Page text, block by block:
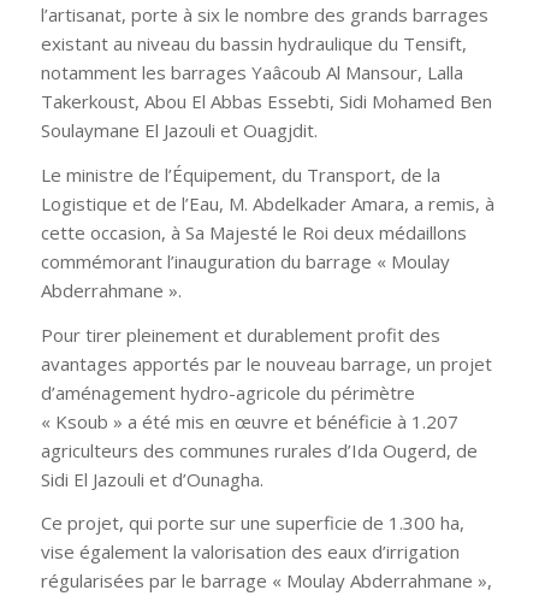
l’artisanat, porte à six le nombre des grands barrages
existant au niveau du bassin hydraulique du Tensift,
notamment les barrages Yaâcoub Al Mansour, Lalla
Takerkoust, Abou El Abbas Essebti, Sidi Mohamed Ben
Soulaymane El Jazouli et Ouagjdit.
Le ministre de l’Équipement, du Transport, de la
Logistique et de l’Eau, M. Abdelkader Amara, a remis, à
cette occasion, à Sa Majesté le Roi deux médaillons
commémorant l’inauguration du barrage « Moulay
Abderrahmane ».
Pour tirer pleinement et durablement profit des
avantages apportés par le nouveau barrage, un projet
d’aménagement hydro-agricole du périmètre
« Ksoub » a été mis en œuvre et bénéficie à 1.207
agriculteurs des communes rurales d’Ida Ougerd, de
Sidi El Jazouli et d’Ounagha.
Ce projet, qui porte sur une superficie de 1.300 ha,
vise également la valorisation des eaux d’irrigation
régularisées par le barrage « Moulay Abderrahmane »,